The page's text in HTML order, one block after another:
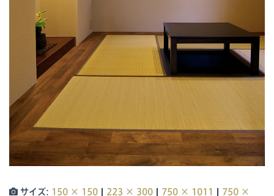
サイズ: 150 × 150 | 223 × 300 | 750 × 1011 | 750 ×